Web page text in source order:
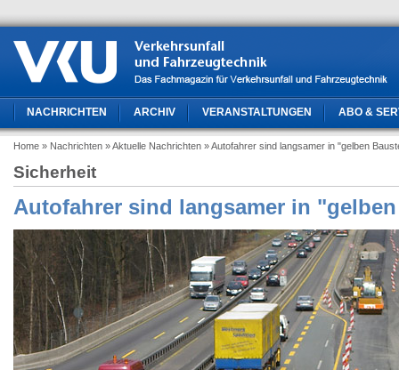
NACHRICHTEN ARCHIV VERANSTALTUNGEN ABO &
Home » Nachrichten » Aktuelle Nachrichten » Autofahrer sind langsamer in "gelben
Sicherheit
Autofahrer sind langsamer in